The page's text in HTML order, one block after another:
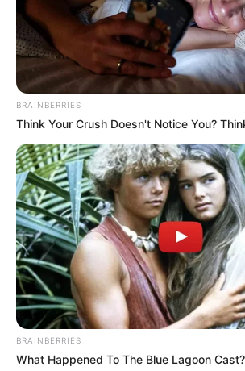
Geralmente, a mãe, Raquel
acompanhava Claudisabel
tinha apresentações, como
programa Domingão, para
tivesse que viajar tantas
Porém, ainda a recuperar de
Raquel não pode
presencialmente.